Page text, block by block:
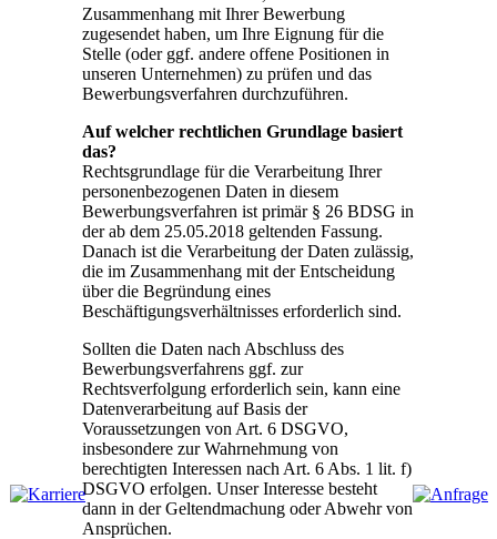
Zusammenhang mit Ihrer Bewerbung
zugesendet haben, um Ihre Eignung für die
Stelle (oder ggf. andere offene Positionen in
unseren Unternehmen) zu prüfen und das
Bewerbungsverfahren durchzuführen.
Auf welcher rechtlichen Grundlage basiert
das?
Rechtsgrundlage für die Verarbeitung Ihrer
personenbezogenen Daten in diesem
Bewerbungsverfahren ist primär § 26 BDSG in
der ab dem 25.05.2018 geltenden Fassung.
Danach ist die Verarbeitung der Daten zulässig,
die im Zusammenhang mit der Entscheidung
über die Begründung eines
Beschäftigungsverhältnisses erforderlich sind.
Sollten die Daten nach Abschluss des
Bewerbungsverfahrens ggf. zur
Rechtsverfolgung erforderlich sein, kann eine
Datenverarbeitung auf Basis der
Voraussetzungen von Art. 6 DSGVO,
insbesondere zur Wahrnehmung von
berechtigten Interessen nach Art. 6 Abs. 1 lit. f)
DSGVO erfolgen. Unser Interesse besteht
dann in der Geltendmachung oder Abwehr von
Ansprüchen.